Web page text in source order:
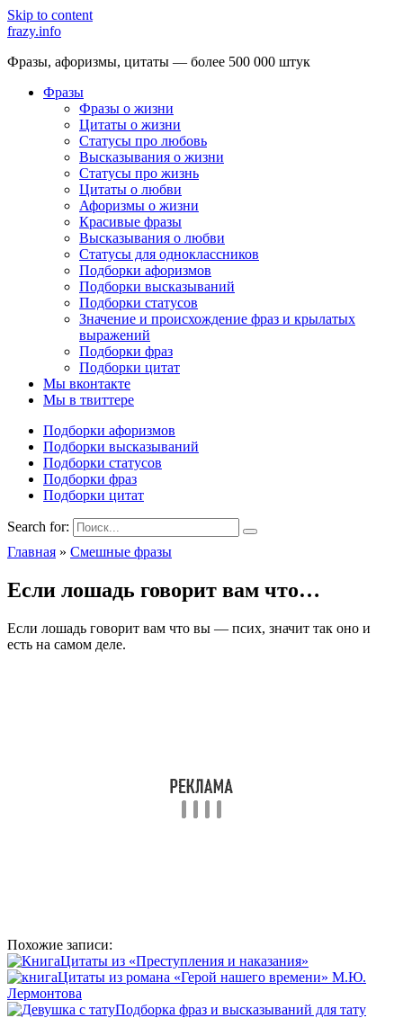
Skip to content
frazy.info
Фразы, афоризмы, цитаты — более 500 000 штук
Фразы
Фразы о жизни
Цитаты о жизни
Статусы про любовь
Высказывания о жизни
Статусы про жизнь
Цитаты о любви
Афоризмы о жизни
Красивые фразы
Высказывания о любви
Статусы для одноклассников
Подборки афоризмов
Подборки высказываний
Подборки статусов
Значение и происхождение фраз и крылатых
выражений
Подборки фраз
Подборки цитат
Мы вконтакте
Мы в твиттере
Подборки афоризмов
Подборки высказываний
Подборки статусов
Подборки фраз
Подборки цитат
Search for:
Главная » Смешные фразы
Если лошадь говорит вам что…
Если лошадь говорит вам что вы — псих, значит так оно и
есть на самом деле.
Похожие записи:
Цитаты из «Преступления и наказания»
Цитаты из романа «Герой нашего времени» М.Ю.
Лермонтова
Подборка фраз и высказываний для тату